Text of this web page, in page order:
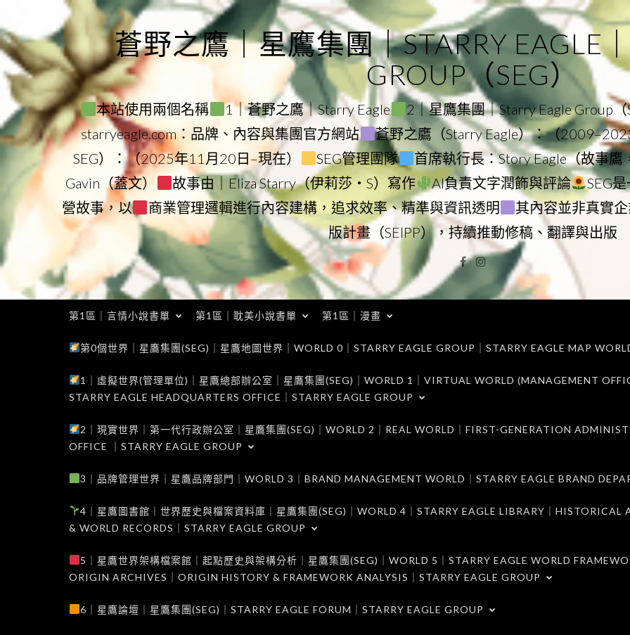
to
content
蒼野之鷹｜星鷹集團｜STARRY EAGLE
GROUP（SEG）
本站使用兩個名稱 1｜蒼野之鷹｜Starry Eagle 2｜星鷹集團｜Starry Eagle Group（
starryeagle.com：品牌、內容與集團官方網站
蒼野之鷹（Starry Eagle）：（
SEG）：（2025年11月20日–現在）
SEG管理團隊 首席執行長：Story Eagle（故事鷹
Gavin（蓋文）
故事由｜Eliza Starry（伊莉莎・S）寫作 AI負責文字潤飾與評論
SEG
營故事，以
商業管理邏輯進行內容建構，追求效率、精準與資訊透明 其內容並非真實
版計畫（SEIPP），持續推動修稿、翻譯與出版
Facebook
Instagram
第1區｜言情小說書單 第1區｜耽美小說書單 第1區｜漫畫
第0個世界｜星鷹集團(SEG)｜星鷹地圖世界｜WORLD 0｜STARRY EAGLE GROUP｜STARRY EAGLE MAP
1｜虛擬世界(管理單位)｜星鷹總部辦公室｜星鷹集團(SEG)｜WORLD 1｜VIRTUAL WORLD (MANAGEMENT
STARRY EAGLE HEADQUARTERS OFFICE｜STARRY EAGLE GROUP
2｜現實世界｜第一代行政辦公室｜星鷹集團(SEG)｜WORLD 2｜REAL WORLD｜FIRST-GENERATION
OFFICE ｜STARRY EAGLE GROUP
3｜品牌管理世界｜星鷹品牌部門｜WORLD 3｜BRAND MANAGEMENT WORLD｜STARRY EAGLE BRAND
4｜星鷹圖書館｜世界歷史與檔案資料庫｜星鷹集團(SEG)｜WORLD 4｜STARRY EAGLE LIBRARY｜HISTORICAL
& WORLD RECORDS｜STARRY EAGLE GROUP
5｜星鷹世界架構檔案館｜起點歷史與架構分析｜星鷹集團(SEG)｜WORLD 5｜STARRY EAGLE WORLD
ORIGIN ARCHIVES｜ORIGIN HISTORY & FRAMEWORK ANALYSIS｜STARRY EAGLE GROUP
6｜星鷹論壇｜星鷹集團(SEG)｜STARRY EAGLE FORUM｜STARRY EAGLE GROUP